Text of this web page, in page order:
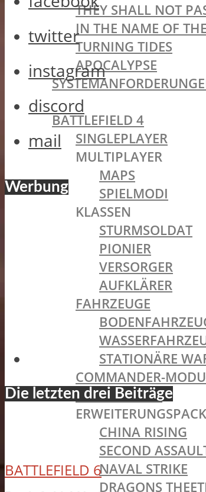
THEY SHALL NOT
IN THE NAME OF
TURNING TIDES
APOCALYPSE
BATTLEFIELD OLDIES
BATTLEFIELD 4
SINGLEPLAYER
MULTIPLAYER
MAPS
SPIELMODI
KLASSEN
STURMSOLDAT
PIONIER
VERSORGER
AUFKLÄRER
FAHRZEUGE
STATIONÄRE
COMMANDER-
BATTLEPACKS
CHINA RISING
SECOND
NAVAL STRIKE
DRAGONS
twitter
instagram
discord
mail
Werbung
Die letzten drei Beiträge
BATTLEFIELD 6